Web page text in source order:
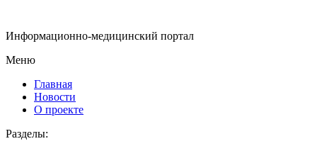
Информационно-медицинский портал
Меню
Главная
Новости
О проекте
Разделы: